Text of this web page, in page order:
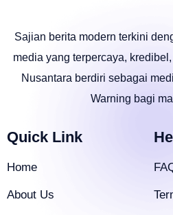
Sajian berita modern terkini
media yang terpercaya,
Nusantara berdiri sebagai
Warning bagi
Quick Link
Home
About Us